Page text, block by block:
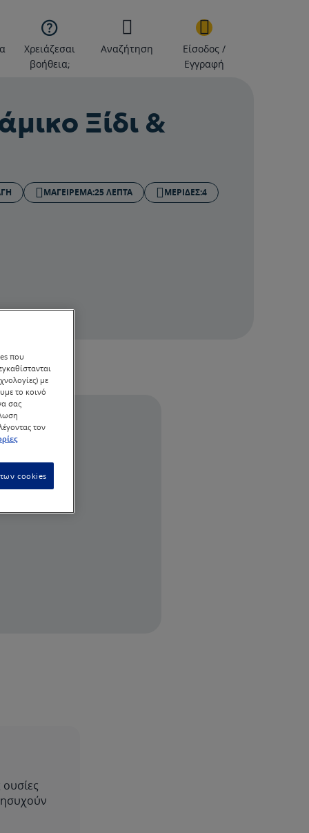

Χρειάζεσαι
βοήθεια;
Αναζήτηση
Είσοδος /
Εγγραφή
Ξίδι &
ΜΑΓΕΙΡΕΜΑ:25 ΛΕΠΤΆ ΜΕΡΙΔΕΣ:4
που
με
το κοινό
σας
τον
cookies